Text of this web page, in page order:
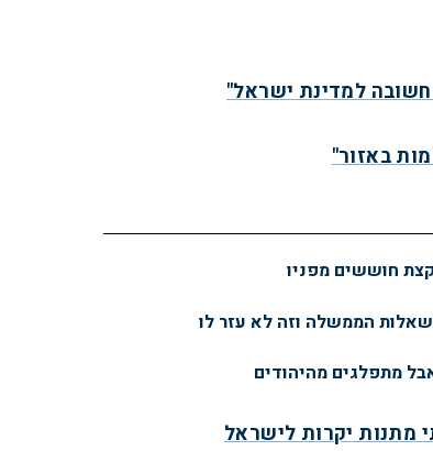
למדינת ישראל"
באזור"
חוששים מפניו
הממשלה וזה לא עזר לו
מתפלגים מהיהודים
מתנות יקרות לישראל